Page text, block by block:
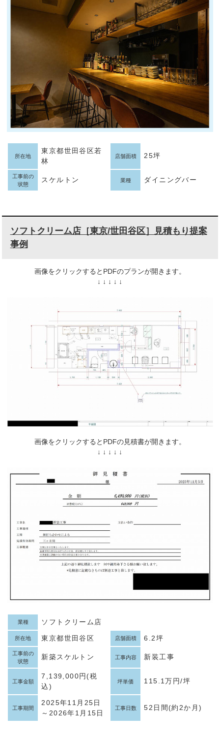
所在地
東京都世田谷区若
林
店舗面積 25坪
工事前の
状態
スケルトン 業種 ダイニングバー
ソフトクリーム店［東京/世田谷区］見積もり提案
事例
画像をクリックするとPDFのプランが開きます。
↓ ↓ ↓ ↓ ↓
画像をクリックするとPDFの見積書が開きます。
↓ ↓ ↓ ↓ ↓
業種 ソフトクリーム店
所在地 東京都世田谷区 店舗面積 6.2坪
工事前の
状態
新築スケルトン 工事内容 新装工事
工事金額
7,139,000円(税
込)
坪単価 115.1万円/坪
工事期間
2025年11月25日
～2026年1月15日
工事日数 52日間(約2か月)